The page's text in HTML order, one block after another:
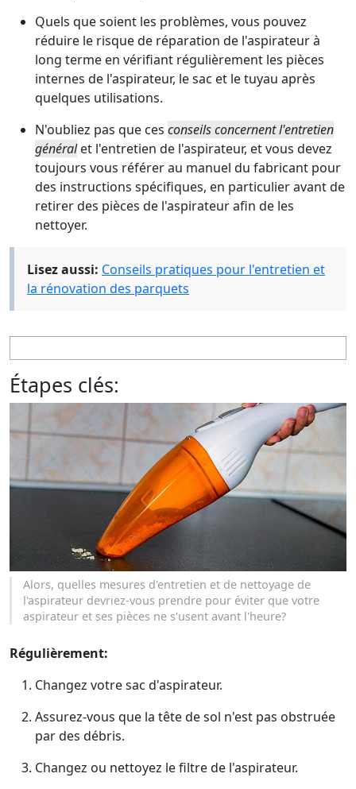
Quels que soient les problèmes, vous pouvez
réduire le risque de réparation de l'aspirateur à
long terme en vérifiant régulièrement les pièces
internes de l'aspirateur, le sac et le tuyau après
quelques utilisations.
N'oubliez pas que ces conseils concernent l'entretien
généralet l'entretien de l'aspirateur, et vous devez
toujours vous référer au manuel du fabricant pour
des instructions spécifiques, en particulier avant de
retirer des pièces de l'aspirateur afin de les
nettoyer.
Lisez aussi: Conseils pratiques pour l'entretien et
la rénovation des parquets
Étapes clés:
Alors, quelles mesures d'entretien et de nettoyage de
l'aspirateur devriez-vous prendre pour éviter que votre
aspirateur et ses pièces ne s'usent avant l'heure?
Régulièrement:
Changez votre sac d'aspirateur.
Assurez-vous que la tête de sol n'est pas obstruée
par des débris.
Changez ou nettoyez le filtre de l'aspirateur.